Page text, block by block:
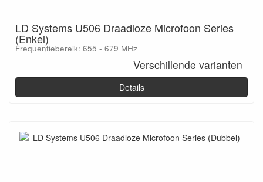
LD Systems U506 Draadloze Microfoon Series
(Enkel)
Frequentiebereik: 655 - 679 MHz
Verschillende varianten
Details